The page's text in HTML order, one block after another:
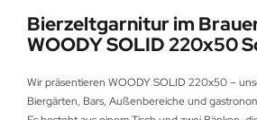
Bierzeltgarnitur im
WOODY SOLID 220x50
Wir präsentieren WOODY SOLID 220x50 –
Biergärten, Bars, Außenbereiche und